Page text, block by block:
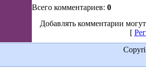
Всего комментариев: 0
Добавлять комментарии
[